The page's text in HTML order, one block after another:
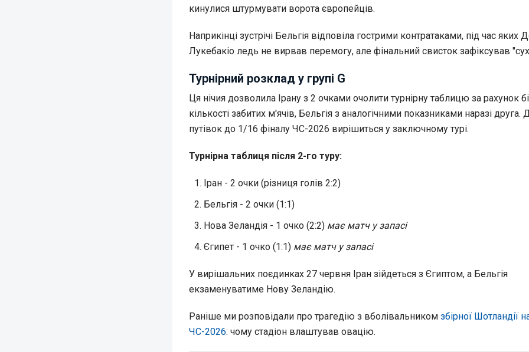
кинулися штурмувати ворота європейців.
Наприкінці зустрічі Бельгія відповіла гострими контратаками, під час яких
Лукебакіо ледь не вирвав перемогу, але фінальний свисток зафіксував
Турнірний розклад у групі G
Ця нічия дозволила Ірану з 2 очками очолити турнірну таблицю за рахунок
кількості забитих м'ячів, Бельгія з аналогічними показниками наразі друга.
путівок до 1/16 фіналу ЧС-2026 вирішиться у заключному турі.
Турнірна таблиця після 2-го туру:
Іран - 2 очки (різниця голів 2:2)
Бельгія - 2 очки (1:1)
Нова Зеландія - 1 очко (2:2) має матч у запасі
Єгипет - 1 очко (1:1) має матч у запасі
У вирішальних поєдинках 27 червня Іран зійдеться з Єгиптом, а Бельгія
екзаменуватиме Нову Зеландію.
Раніше ми розповідали про трагедію з вболівальником збірної Шотландії
ЧС-2026: чому стадіон влаштував овацію.